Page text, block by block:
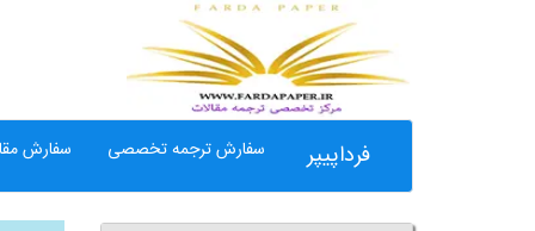
فرداپیپر سفارش ترجمه تخصصی سفارش